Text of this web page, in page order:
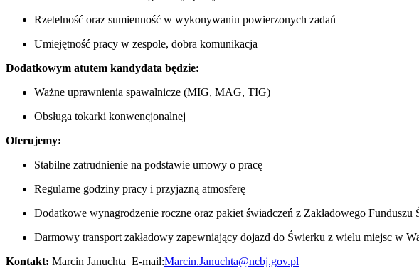
Rzetelność oraz sumienność w wykonywaniu powierzonych zadań
Umiejętność pracy w zespole, dobra komunikacja
Dodatkowym atutem kandydata będzie:
Ważne uprawnienia spawalnicze (MIG, MAG, TIG)
Obsługa tokarki konwencjonalnej
Oferujemy:
Stabilne zatrudnienie na podstawie umowy o pracę
Regularne godziny pracy i przyjazną atmosferę
Dodatkowe wynagrodzenie roczne oraz pakiet świadczeń z Zakładowego
Darmowy transport zakładowy zapewniający dojazd do Świerku z wielu miejsc w
Kontakt: Marcin Januchta E-mail:Marcin.Januchta@ncbj.gov.pl